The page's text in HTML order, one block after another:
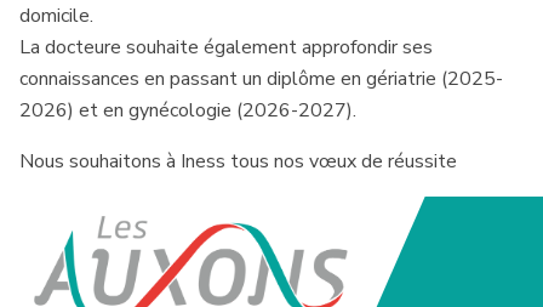
domicile.
La docteure souhaite également approfondir ses
connaissances en passant un diplôme en gériatrie (2025-
2026) et en gynécologie (2026-2027).
Nous souhaitons à Iness tous nos vœux de réussite